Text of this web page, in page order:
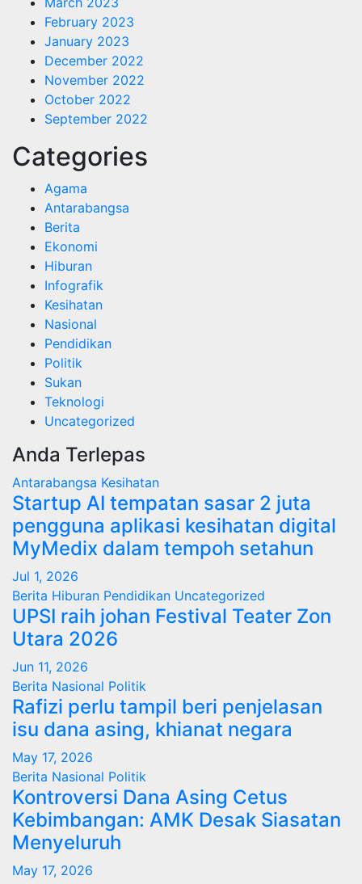
February 2023
January 2023
December 2022
November 2022
October 2022
September 2022
Categories
Agama
Antarabangsa
Berita
Ekonomi
Hiburan
Infografik
Kesihatan
Nasional
Pendidikan
Politik
Sukan
Teknologi
Uncategorized
Anda Terlepas
Antarabangsa Kesihatan
Startup AI tempatan sasar 2 juta
pengguna aplikasi kesihatan digital
MyMedix dalam tempoh setahun
Jul 1, 2026
Berita Hiburan Pendidikan Uncategorized
UPSI raih johan Festival Teater Zon
Utara 2026
Jun 11, 2026
Berita Nasional Politik
Rafizi perlu tampil beri penjelasan
isu dana asing, khianat negara
May 17, 2026
Berita Nasional Politik
Kontroversi Dana Asing Cetus
Kebimbangan: AMK Desak Siasatan
Menyeluruh
May 17, 2026